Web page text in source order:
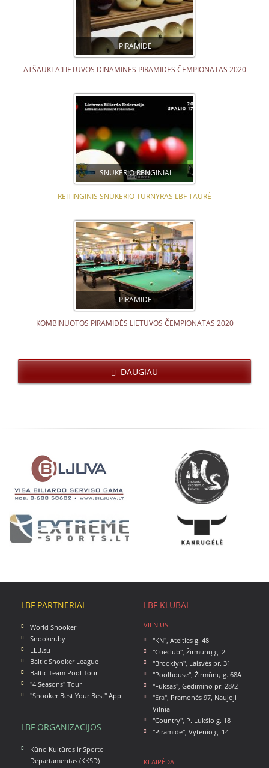
PIRAMIDĖ
ATŠAUKTA!LIETUVOS DINAMINĖS PIRAMIDĖS ČEMPIONATAS 2020
SNUKERIO RENGINIAI
REITINGINIS SNUKERIO TURNYRAS LBF TAURĖ
PIRAMIDĖ
KOMBINUOTOS PIRAMIDĖS LIETUVOS ČEMPIONATAS 2020
DAUGIAU
LBF PARTNERIAI
World Snooker
Snooker.by
LLB.su
Baltic Snooker League
Baltic Team Pool Tour
"4 Seasons" Tour
"Snooker Best Your Best" App
LBF ORGANIZACIJOS
Kūno Kultūros ir Sporto
Departamentas (KKSD)
LBF KLUBAI
VILNIUS
"KN" Ateities g. 48
"Cueclub" Žirmūnų g. 2
"Brooklyn" Laisvės pr. 31
"Poolhouse" Žirmūnų g. 68A
"Fuksas" Gedimino pr. 28/2
"Era", Pramonės 97, Naujoji
Vilnia
"Country" P. Lukšio g. 18
"Piramidė" Vytenio g. 14
KLAIPĖDA